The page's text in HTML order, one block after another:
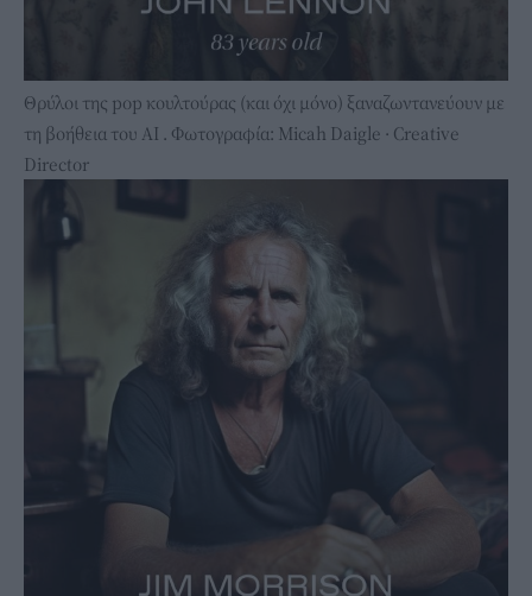
Θρύλοι της pop κουλτούρας (και όχι μόνο) ξαναζωντανεύουν με
τη βοήθεια του ΑΙ . Φωτογραφία: Micah Daigle · Creative
Director